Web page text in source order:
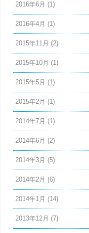
2016年6月 (1)
2016年4月 (1)
2015年11月 (2)
2015年10月 (1)
2015年5月 (1)
2015年2月 (1)
2014年7月 (1)
2014年6月 (2)
2014年3月 (5)
2014年2月 (6)
2014年1月 (14)
2013年12月 (7)